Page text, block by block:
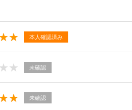
本人確認済み
未確認
未確認